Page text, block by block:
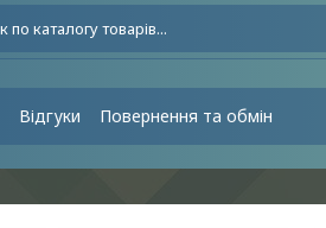
Відгуки Повернення та обмін